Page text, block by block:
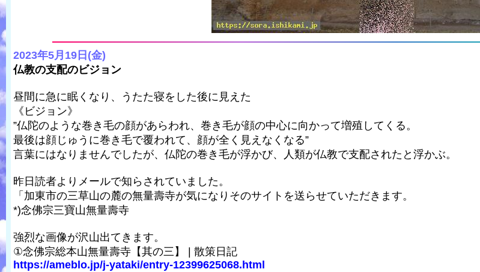
2023年5月19日(金)
仏教の支配のビジョン
昼間に急に眠くなり、うたた寝をした後に見えた
《ビジョン》
”仏陀のような巻き毛の顔があらわれ、巻き毛が顔の中心に向かって増殖してくる。
最後は顔じゅうに巻き毛で覆われて、顔が全く見えなくなる”
言葉にはなりませんでしたが、仏陀の巻き毛が浮かび、人類が仏教で支配されたと浮かぶ。
昨日読者よりメールで知らされていました。
「加東市の三草山の麓の無量壽寺が気になりそのサイトを送らせていただきます。
*)念佛宗三寶山無量壽寺
強烈な画像が沢山出てきます。
①念佛宗総本山無量壽寺【其の三】 | 散策日記
https://ameblo.jp/j-yataki/entry-12399625068.html